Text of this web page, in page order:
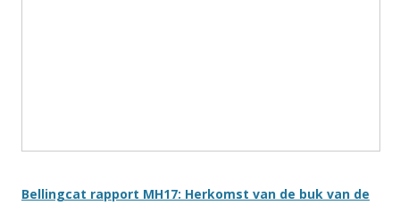
Bellingcat rapport MH17: Herkomst van de buk van de